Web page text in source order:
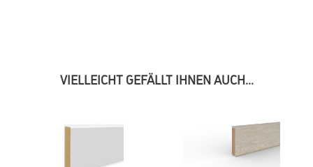
VIELLEICHT GEFÄLLT IHNEN AUCH...